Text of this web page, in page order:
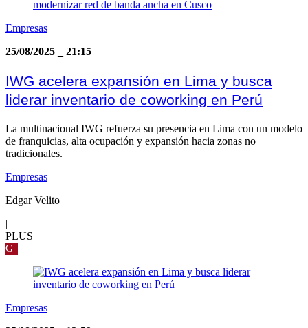
Empresas
25/08/2025
21:15
IWG acelera expansión en Lima y busca
liderar inventario de coworking en Perú
La multinacional IWG refuerza su presencia en Lima con un modelo
de franquicias, alta ocupación y expansión hacia zonas no
tradicionales.
Empresas
Edgar Velito
|
PLUS
G
Empresas